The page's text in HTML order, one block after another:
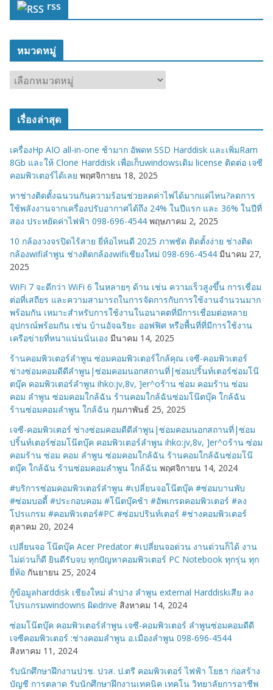
rss
หมวดหมู่
ม
ว
มู่
เรื่องล่าสุด
เครื่องHp AIO all-in-one ช้ามาก อัพดท SSD Harddisk และเพิ่มRam
8Gb และให้ Clone Harddisk เพื่อเก็บwindowsเดิม license ติดต่อ เจซี
คอมพิวเตอร์ได้เลย พฤศจิกายน 18, 2025
หาช่างติดตั้งฉนวนกันความร้อนช่วยลดค่าไฟได้มากแค่ไหน?ลดการ
ใช้พลังงานจากเครื่องปรับอากาศได้ถึง 24% ในปีแรก และ 36% ในปีที่
สอง ประหยัดค่าไฟฟ้า 098-696-4544 พฤษภาคม 2, 2025
10 กล้องวงจรปิดไร้สาย ยี่ห้อไหนดี 2025 ภาพชัด ติดตั้งง่าย ช่างติด
กล้องwifiลำพูน ช่างติดกล้องwifiเชียงใหม่ 098-696-4544 มีนาคม 27,
2025
WiFi 7 จะดีกว่า WiFi 6 ในหลายๆ ด้าน เช่น ความเร็วสูงขึ้น การเชื่อม
ต่อที่เสถียร และความสามารถในการจัดการกับการใช้งานจำนวนมาก
พร้อมกัน เหมาะสำหรับการใช้งานในอนาคตที่มีการเชื่อมต่อหลาย
อุปกรณ์พร้อมกัน เช่น บ้านอัจฉริยะ ออฟฟิศ หรือพื้นที่ที่มีการใช้งาน
เครือข่ายที่หนาแน่นนั่นเอง มีนาคม 14, 2025
ร้านคอมพิวเตอร์ลำพูน ซ่อมคอมพิวเตอร์ใกล้คุณ เจซี-คอมพิวเตอร์
ช่างซ่อมคอมดีดีลำพูน|ซ่อมคอมนอกสถานที่|ซ่อมปริ้นท์เตอร์ซ่อมโน๊
ตบุ๊ค คอมพิวเตอร์ลำพูน ihko:jv,8v, ]er^oร้าน ซ่อม คอมร้าน ซ่อม
คอม ลำพูน ซ่อมคอมใกล้ฉัน ร้านคอมใกล้ฉันซ่อมโน๊ตบุ๊ค ใกล้ฉัน
ร้านซ่อมคอมลำพูน ใกล้ฉัน กุมภาพันธ์ 25, 2025
เจซี-คอมพิวเตอร์ ช่างซ่อมคอมดีดีลำพูน|ซ่อมคอมนอกสถานที่|ซ่อม
ปริ้นท์เตอร์ซ่อมโน๊ตบุ๊ค คอมพิวเตอร์ลำพูน ihko:jv,8v, ]er^oร้าน ซ่อม
คอมร้าน ซ่อม คอม ลำพูน ซ่อมคอมใกล้ฉัน ร้านคอมใกล้ฉันซ่อมโน๊
ตบุ๊ค ใกล้ฉัน ร้านซ่อมคอมลำพูน ใกล้ฉัน พฤศจิกายน 14, 2024
#บริการซ่อมคอมพิวเตอร์ลำพูน #เปลี่ยนจอโน๊ตบุ๊ค #ซ่อมบานพับ
#ซ่อมบอดี้ #ประกอบคอม #โน๊ตบุ๊คช้า #อัพเกรดคอมพิวเตอร์ #ลง
โปรแกรม #คอมพิวเตอร์#PC #ซ่อมปรินท์เตอร์ #ช่างคอมพิวเตอร์
ตุลาคม 20, 2024
เปลี่ยนจอ โน๊ตบุ๊ค Acer Predator #เปลี่ยนจอด่วน งานด่วนก็ได้ งาน
ไม่ด่วนก็ดี ยินดีรับจบ ทุกปัญหาคอมพิวเตอร์ PC Notebook ทุกรุ่น ทุก
ยี่ห้อ กันยายน 25, 2024
กู้ข้อมูลharddisk เชียงใหม่ ลำปาง ลำพูน external Harddiskเสีย ลง
โปรแกรมwindowns ผิดdrive สิงหาคม 14, 2024
ซ่อมโน๊ตบุ๊ค คอมพิวเตอร์ลำพูน เจซี-คอมพิวเตอร์ ลำพูนซ่อมคอมดีดี
เจซีคอมพิวเตอร์ :ช่างคอมลำพูน อ.เมืองลำพูน 098-696-4544
สิงหาคม 11, 2024
รับนักศึกษาฝึกงานปวช. ปวส. ป.ตรี คอมพิวเตอร์ ไฟฟ้า โยธา ก่อสร้าง
บัญชี การตลาด รับนักศึกษาฝึกงานเทคนิค เทคโน วิทยาลัยการอาชีพ